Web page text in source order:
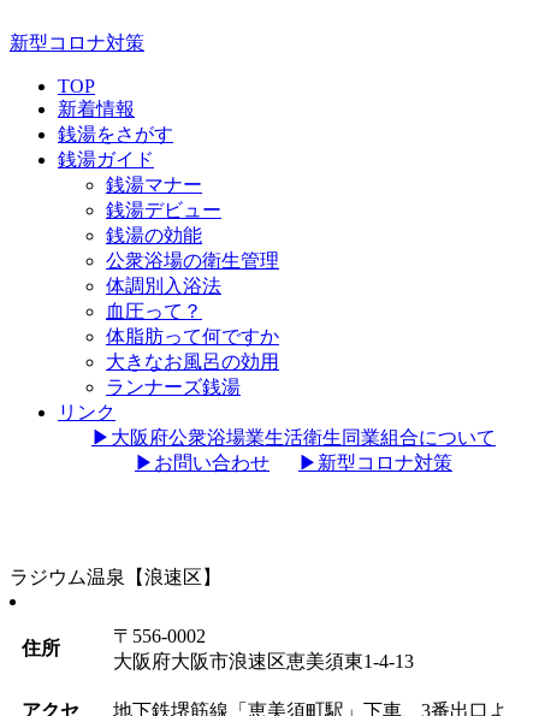
新型コロナ対策
TOP
新着情報
銭湯をさがす
銭湯ガイド
銭湯マナー
銭湯デビュー
銭湯の効能
公衆浴場の衛生管理
体調別入浴法
血圧って？
体脂肪って何ですか
大きなお風呂の効用
ランナーズ銭湯
リンク
▶︎大阪府公衆浴場業生活衛生同業組合について
▶︎お問い合わせ
▶︎新型コロナ対策
ラジウム温泉【浪速区】
住所
〒556-0002
大阪府大阪市浪速区恵美須東1-4-13
アクセ
地下鉄堺筋線「恵美須町駅」下車、3番出口よ